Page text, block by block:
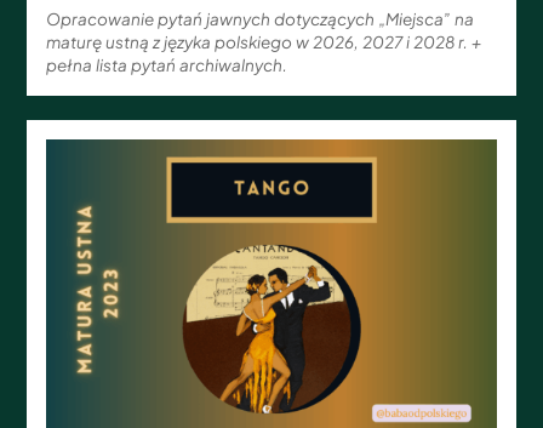
Opracowanie pytań jawnych dotyczących „Miejsca” na
maturę ustną z języka polskiego w 2026, 2027 i 2028 r. +
pełna lista pytań archiwalnych.